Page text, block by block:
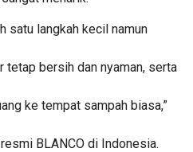
satu langkah kecil namun
tetap bersih dan nyaman, serta
ke tempat sampah biasa,”
BLANCO di Indonesia.